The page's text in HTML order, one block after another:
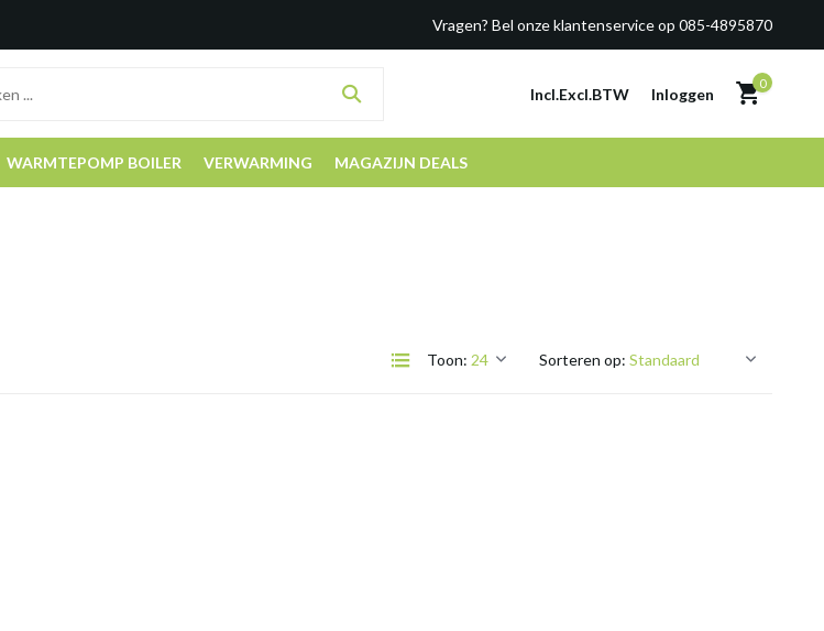
Vragen? Bel onze klantenservice op 085-4895870
Incl.Excl.BTW Inloggen
0
WARMTEPOMP BOILER VERWARMING MAGAZIJN DEALS
Toon: Sorteren op: